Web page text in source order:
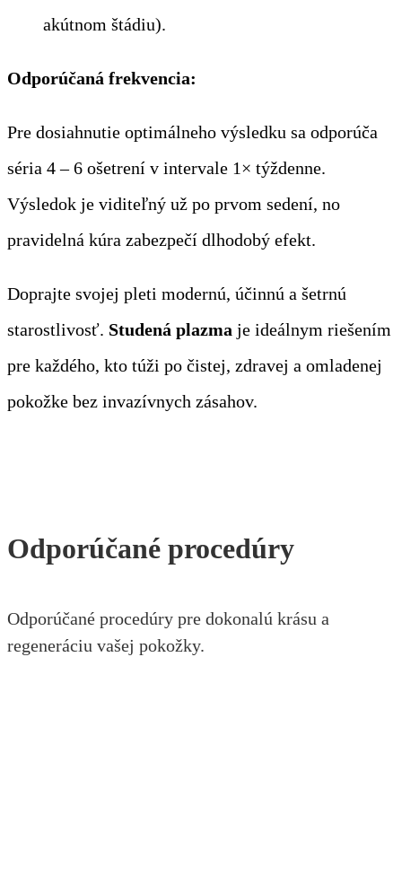
akútnom štádiu).
Odporúčaná frekvencia:
Pre dosiahnutie optimálneho výsledku sa odporúča
séria 4 – 6 ošetrení v intervale 1× týždenne.
Výsledok je viditeľný už po prvom sedení, no
pravidelná kúra zabezpečí dlhodobý efekt.
Doprajte svojej pleti modernú, účinnú a šetrnú
starostlivosť. Studená plazma je ideálnym riešením
pre každého, kto túži po čistej, zdravej a omladenej
pokožke bez invazívnych zásahov.
Odporúčané procedúry
Odporúčané procedúry pre dokonalú krásu a
regeneráciu vašej pokožky.